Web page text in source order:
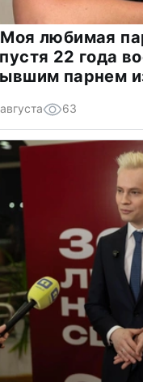
любимая
22 года
парнем
63